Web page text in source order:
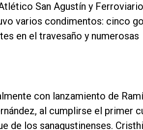
San Agustín y
varios condimentos: cinco
en el travesaño y numerosas
con lanzamiento de
al cumplirse el primer
de los sanagustinenses.